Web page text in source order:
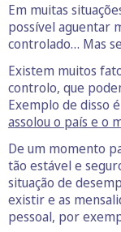
Em muitas
possível aguentar
controlado… Mas
Existem muitos
controlo, que
Exemplo de disso
assolou o país e o
De um momento
tão estável e
situação de
existir e as
pessoal, por